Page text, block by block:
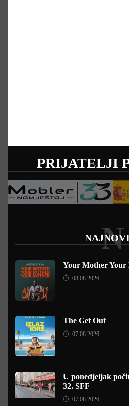
PRIJATELJI
N
Your Mother
08.08.2026.
The Get Out
07.08.2026.
U ponedjeljak
32. SFF
07.08.2026.